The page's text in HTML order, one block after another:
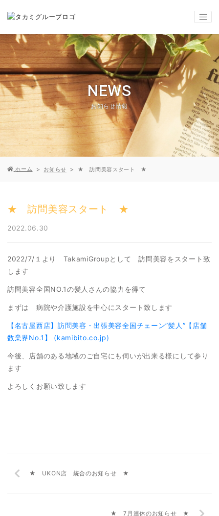
NEWS
お知らせ情報
ホーム お知らせ ★ 訪問美容スタート ★
★ 訪問美容スタート ★
2022.06.30
2022/7/１より TakamiGroupとして 訪問美容をスタート致
します
訪問美容全国NO.1の髪人さんの協力を得て
まずは 病院や介護施設を中心にスタート致します
【名古屋西店】訪問美容・出張美容全国チェーン”髪人”【店舗
数業界No.1】 (kamibito.co.jp)
今後、店舗のある地域のご自宅にも伺いが出来る様にして参り
ます
よろしくお願い致します
★ UKON店 統合のお知らせ ★
★ 7月連休のお知らせ ★